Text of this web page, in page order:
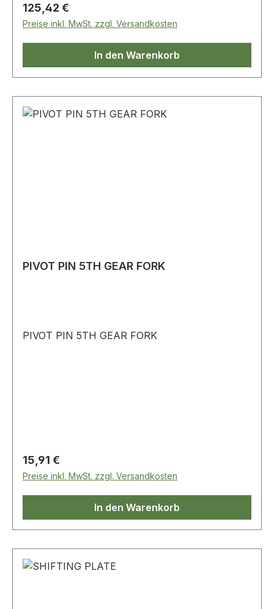
Regulärer Preis:
125,42 €
Preise inkl. MwSt. zzgl. Versandkosten
In den Warenkorb
PIVOT PIN 5TH GEAR FORK
PIVOT PIN 5TH GEAR FORK
Regulärer Preis:
15,91 €
Preise inkl. MwSt. zzgl. Versandkosten
In den Warenkorb